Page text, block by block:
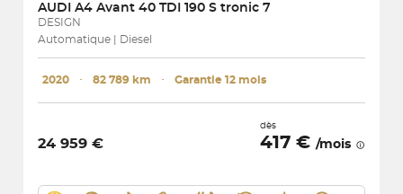
AUDI A4 Avant 40 TDI 190 S tronic 7
DESIGN
Automatique | Diesel
2020 ･ 82 789 km ･ Garantie 12 mois
24 959 €
dès
417 € /mois